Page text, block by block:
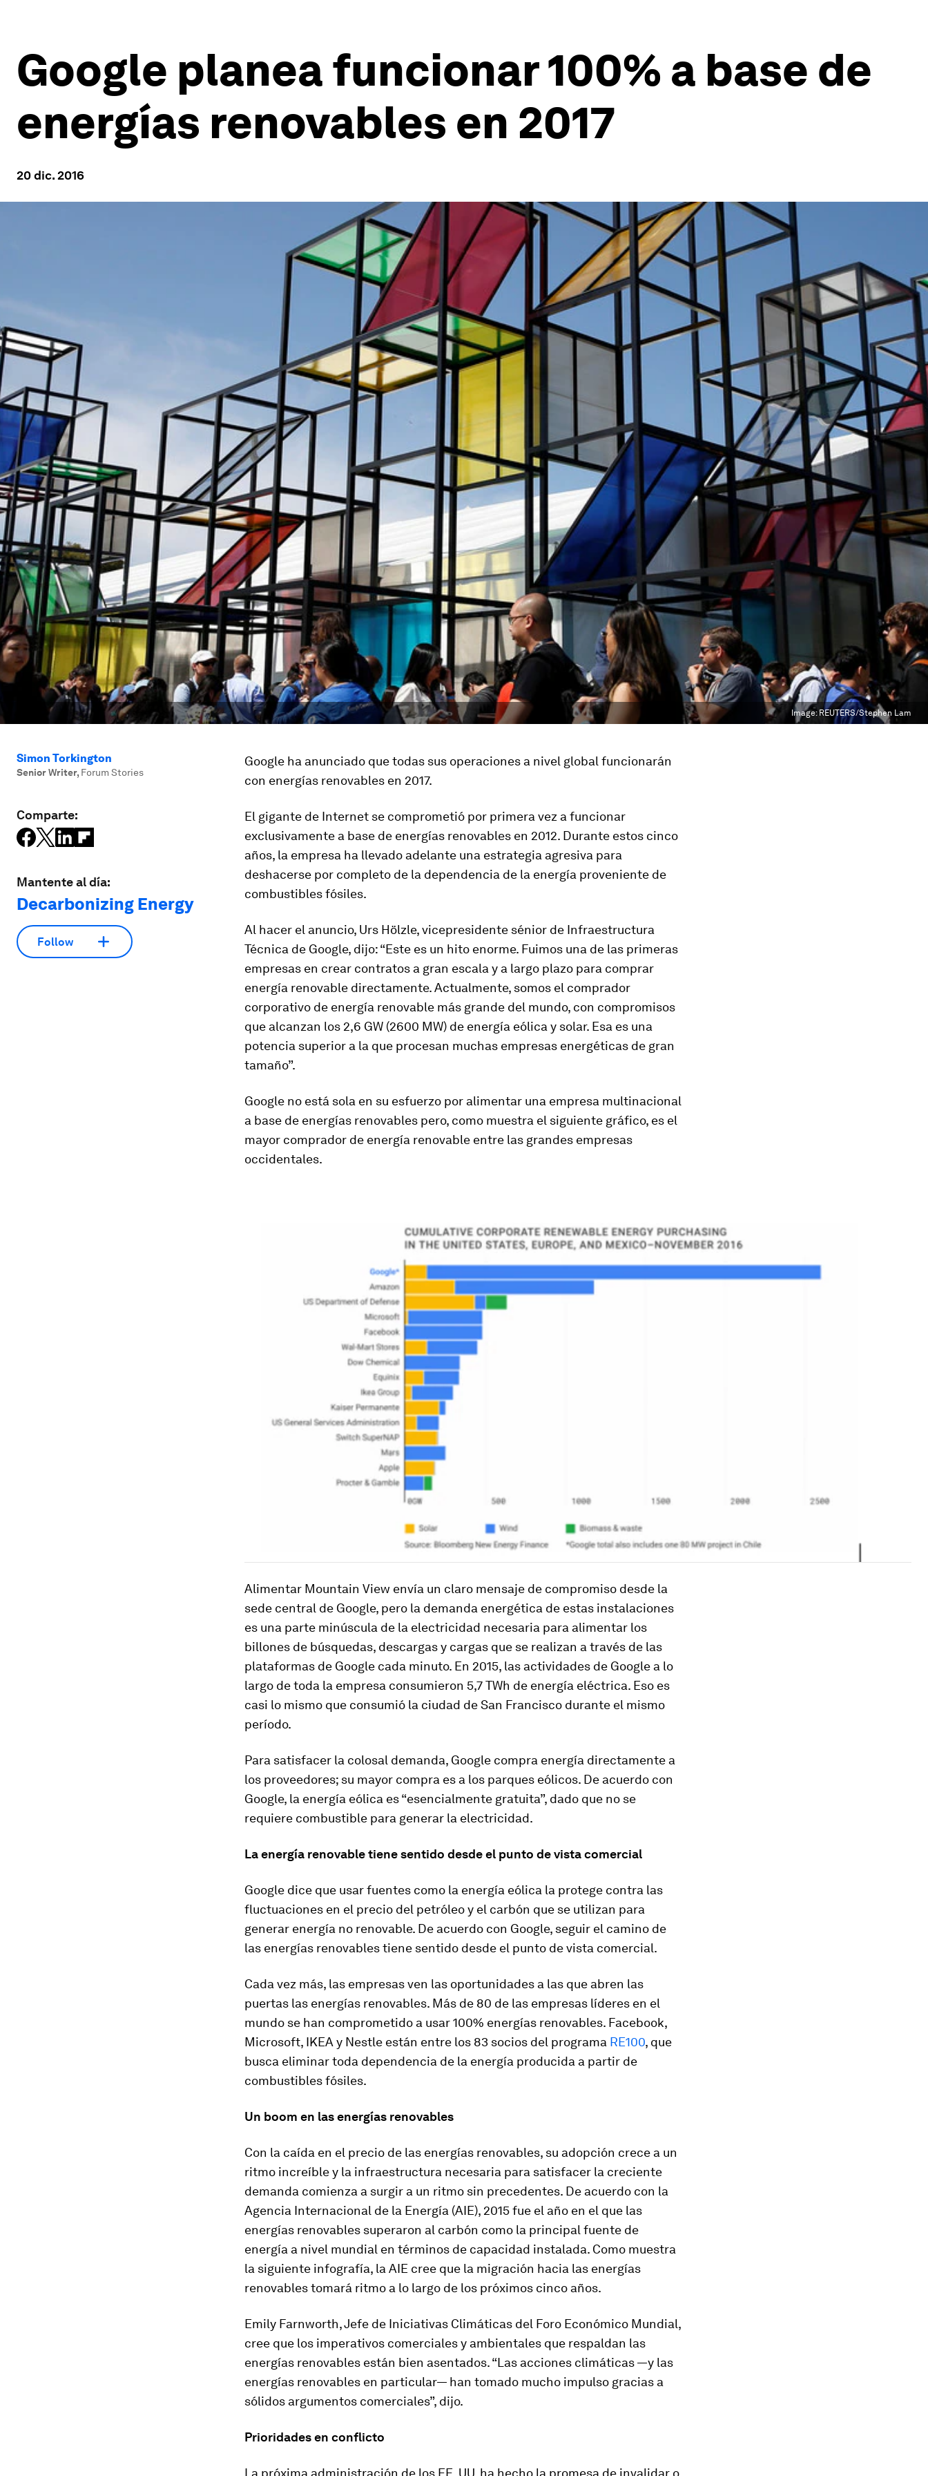
Google planea funcionar 100% a base de
energías renovables en 2017
20 dic. 2016
Image: REUTERS/Stephen Lam
Simon Torkington
Senior Writer, Forum Stories
Comparte:
Mantente al día:
Decarbonizing Energy
Follow
Google ha anunciado que todas sus operaciones a nivel global funcionarán
con energías renovables en 2017.
El gigante de Internet se comprometió por primera vez a funcionar
exclusivamente a base de energías renovables en 2012. Durante estos cinco
años, la empresa ha llevado adelante una estrategia agresiva para
deshacerse por completo de la dependencia de la energía proveniente de
combustibles fósiles.
Al hacer el anuncio, Urs Hölzle, vicepresidente sénior de Infraestructura
Técnica de Google, dijo: “Este es un hito enorme. Fuimos una de las primeras
empresas en crear contratos a gran escala y a largo plazo para comprar
energía renovable directamente. Actualmente, somos el comprador
corporativo de energía renovable más grande del mundo, con compromisos
que alcanzan los 2,6 GW (2600 MW) de energía eólica y solar. Esa es una
potencia superior a la que procesan muchas empresas energéticas de gran
tamaño”.
Google no está sola en su esfuerzo por alimentar una empresa multinacional
a base de energías renovables pero, como muestra el siguiente gráfico, es el
mayor comprador de energía renovable entre las grandes empresas
occidentales.
Alimentar Mountain View envía un claro mensaje de compromiso desde la
sede central de Google, pero la demanda energética de estas instalaciones
es una parte minúscula de la electricidad necesaria para alimentar los
billones de búsquedas, descargas y cargas que se realizan a través de las
plataformas de Google cada minuto. En 2015, las actividades de Google a lo
largo de toda la empresa consumieron 5,7 TWh de energía eléctrica. Eso es
casi lo mismo que consumió la ciudad de San Francisco durante el mismo
período.
Para satisfacer la colosal demanda, Google compra energía directamente a
los proveedores; su mayor compra es a los parques eólicos. De acuerdo con
Google, la energía eólica es “esencialmente gratuita”, dado que no se
requiere combustible para generar la electricidad.
La energía renovable tiene sentido desde el punto de vista comercial
Google dice que usar fuentes como la energía eólica la protege contra las
fluctuaciones en el precio del petróleo y el carbón que se utilizan para
generar energía no renovable. De acuerdo con Google, seguir el camino de
las energías renovables tiene sentido desde el punto de vista comercial.
Cada vez más, las empresas ven las oportunidades a las que abren las
puertas las energías renovables. Más de 80 de las empresas líderes en el
mundo se han comprometido a usar 100% energías renovables. Facebook,
Microsoft, IKEA y Nestle están entre los 83 socios del programa RE100, que
busca eliminar toda dependencia de la energía producida a partir de
combustibles fósiles.
Un boom en las energías renovables
Con la caída en el precio de las energías renovables, su adopción crece a un
ritmo increíble y la infraestructura necesaria para satisfacer la creciente
demanda comienza a surgir a un ritmo sin precedentes. De acuerdo con la
Agencia Internacional de la Energía (AIE), 2015 fue el año en el que las
energías renovables superaron al carbón como la principal fuente de
energía a nivel mundial en términos de capacidad instalada. Como muestra
la siguiente infografía, la AIE cree que la migración hacia las energías
renovables tomará ritmo a lo largo de los próximos cinco años.
Emily Farnworth, Jefe de Iniciativas Climáticas del Foro Económico Mundial,
cree que los imperativos comerciales y ambientales que respaldan las
energías renovables están bien asentados. “Las acciones climáticas —y las
energías renovables en particular— han tomado mucho impulso gracias a
sólidos argumentos comerciales”, dijo.
Prioridades en conflicto
La próxima administración de los EE. UU. ha hecho la promesa de invalidar o